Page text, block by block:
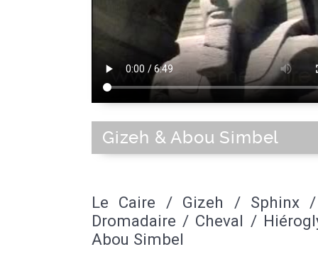
Gizeh & Abou Simbel
Le Caire / Gizeh / Sphinx
Dromadaire / Cheval /
Abou Simbel